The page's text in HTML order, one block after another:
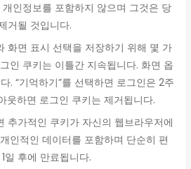
인정보를 포함하지 않으며 그것은 당
거될 것입니다.
화면 표시 선택을 저장하기 위해 몇 가
인 쿠키는 이틀간 지속됩니다. 화면 옵
. “기억하기”를 선택하면 로그인은 2주
웃하면 로그인 쿠키는 제거됩니다.
추가적인 쿠키가 자신의 웹브라우저에
인적인 데이터를 포함하며 단순히 편
일 후에 만료됩니다.